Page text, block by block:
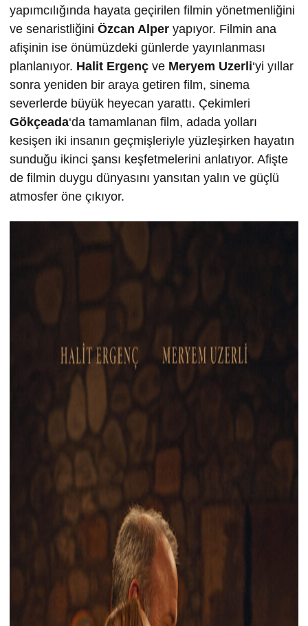
yapımcılığında hayata geçirilen filmin yönetmenliğini
ve senaristliğini Özcan Alper yapıyor. Filmin ana
afişinin ise önümüzdeki günlerde yayınlanması
planlanıyor. Halit Ergenç ve Meryem Uzerli‘yi yıllar
sonra yeniden bir araya getiren film, sinema
severlerde büyük heyecan yarattı. Çekimleri
Gökçeada‘da tamamlanan film, adada yolları
kesişen iki insanın geçmişleriyle yüzleşirken hayatın
sunduğu ikinci şansı keşfetmelerini anlatıyor. Afişte
de filmin duygu dünyasını yansıtan yalın ve güçlü
atmosfer öne çıkıyor.